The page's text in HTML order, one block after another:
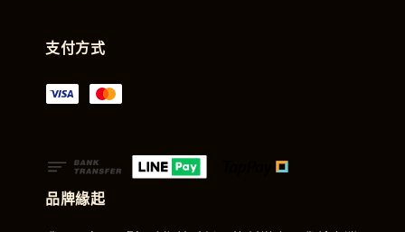
支付方式
品牌緣起